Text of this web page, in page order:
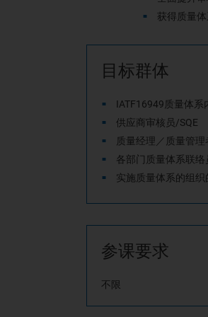
获得质量
目标群体
IATF16949质量体系
供应商审核员/SQE
质量经理／质量管理
各部门质量体系联络
实施质量体系的组
参课要求
不限